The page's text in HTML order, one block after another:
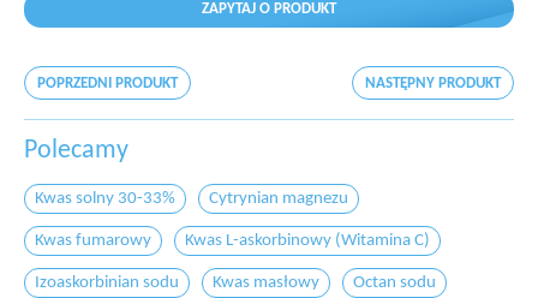
ZAPYTAJ O PRODUKT
POPRZEDNI PRODUKT NASTĘPNY PRODUKT
Polecamy
Kwas solny 30-33% Cytrynian magnezu
Kwas fumarowy Kwas L-askorbinowy (Witamina C)
Izoaskorbinian sodu Kwas masłowy Octan sodu